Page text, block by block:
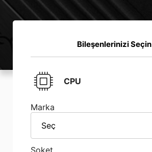
Bileşenlerinizi Seçin
CPU
Marka
Seç
Soket